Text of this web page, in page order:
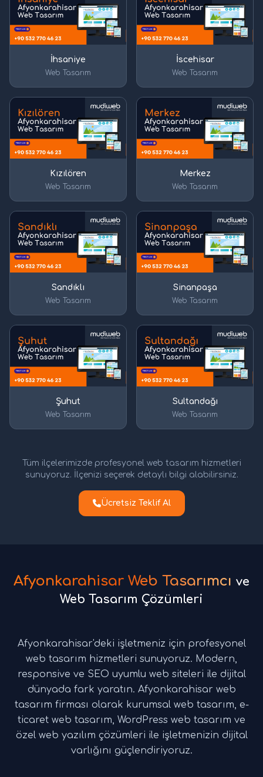
İhsaniye
Web Tasarım
İscehisar
Web Tasarım
Kızılören
Web Tasarım
Merkez
Web Tasarım
Sandıklı
Web Tasarım
Sinanpaşa
Web Tasarım
Şuhut
Web Tasarım
Sultandağı
Web Tasarım
Tüm ilçelerimizde profesyonel web tasarım hizmetleri
sunuyoruz. İlçenizi seçerek detaylı bilgi alabilirsiniz.
Ücretsiz Teklif Al
Afyonkarahisar Web Tasarımcı ve
Web Tasarım Çözümleri
Afyonkarahisar'deki işletmeniz için profesyonel
web tasarım hizmetleri sunuyoruz. Modern,
responsive ve SEO uyumlu web siteleri ile dijital
dünyada fark yaratın. Afyonkarahisar web
tasarım firması olarak kurumsal web tasarım, e-
ticaret web tasarım, WordPress web tasarım ve
özel web yazılım çözümleri ile işletmenizin dijital
varlığını güçlendiriyoruz.